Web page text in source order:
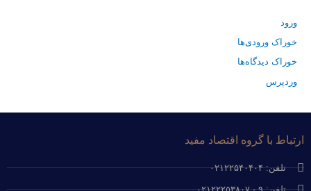
ورود
خوراک ورودی‌ها
خوراک دیدگاه‌ها
وردپرس
ارتباط با گروه اقتصاد مفید
تلفن: ۰۲۱۲۲۵۴۰۴۰۴